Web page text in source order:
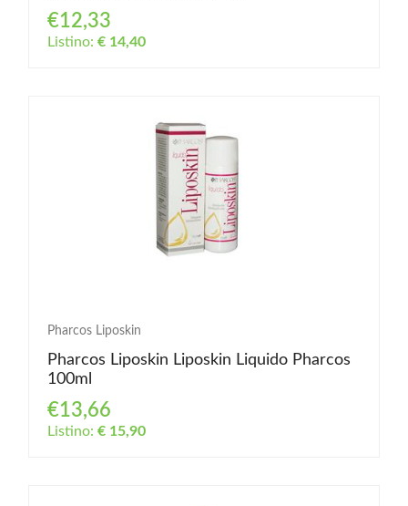
€12,33
Listino: € 14,40
Pharcos Liposkin
Pharcos Liposkin Liposkin Liquido Pharcos
100ml
€13,66
Listino: € 15,90